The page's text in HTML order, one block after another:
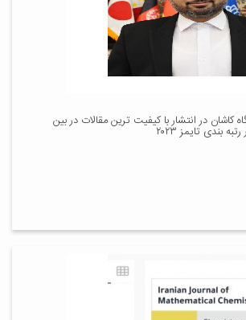
کاشان در انتشار با کیفیت ترین مقالات در بین
بندی تایمز ۲۰۲۳